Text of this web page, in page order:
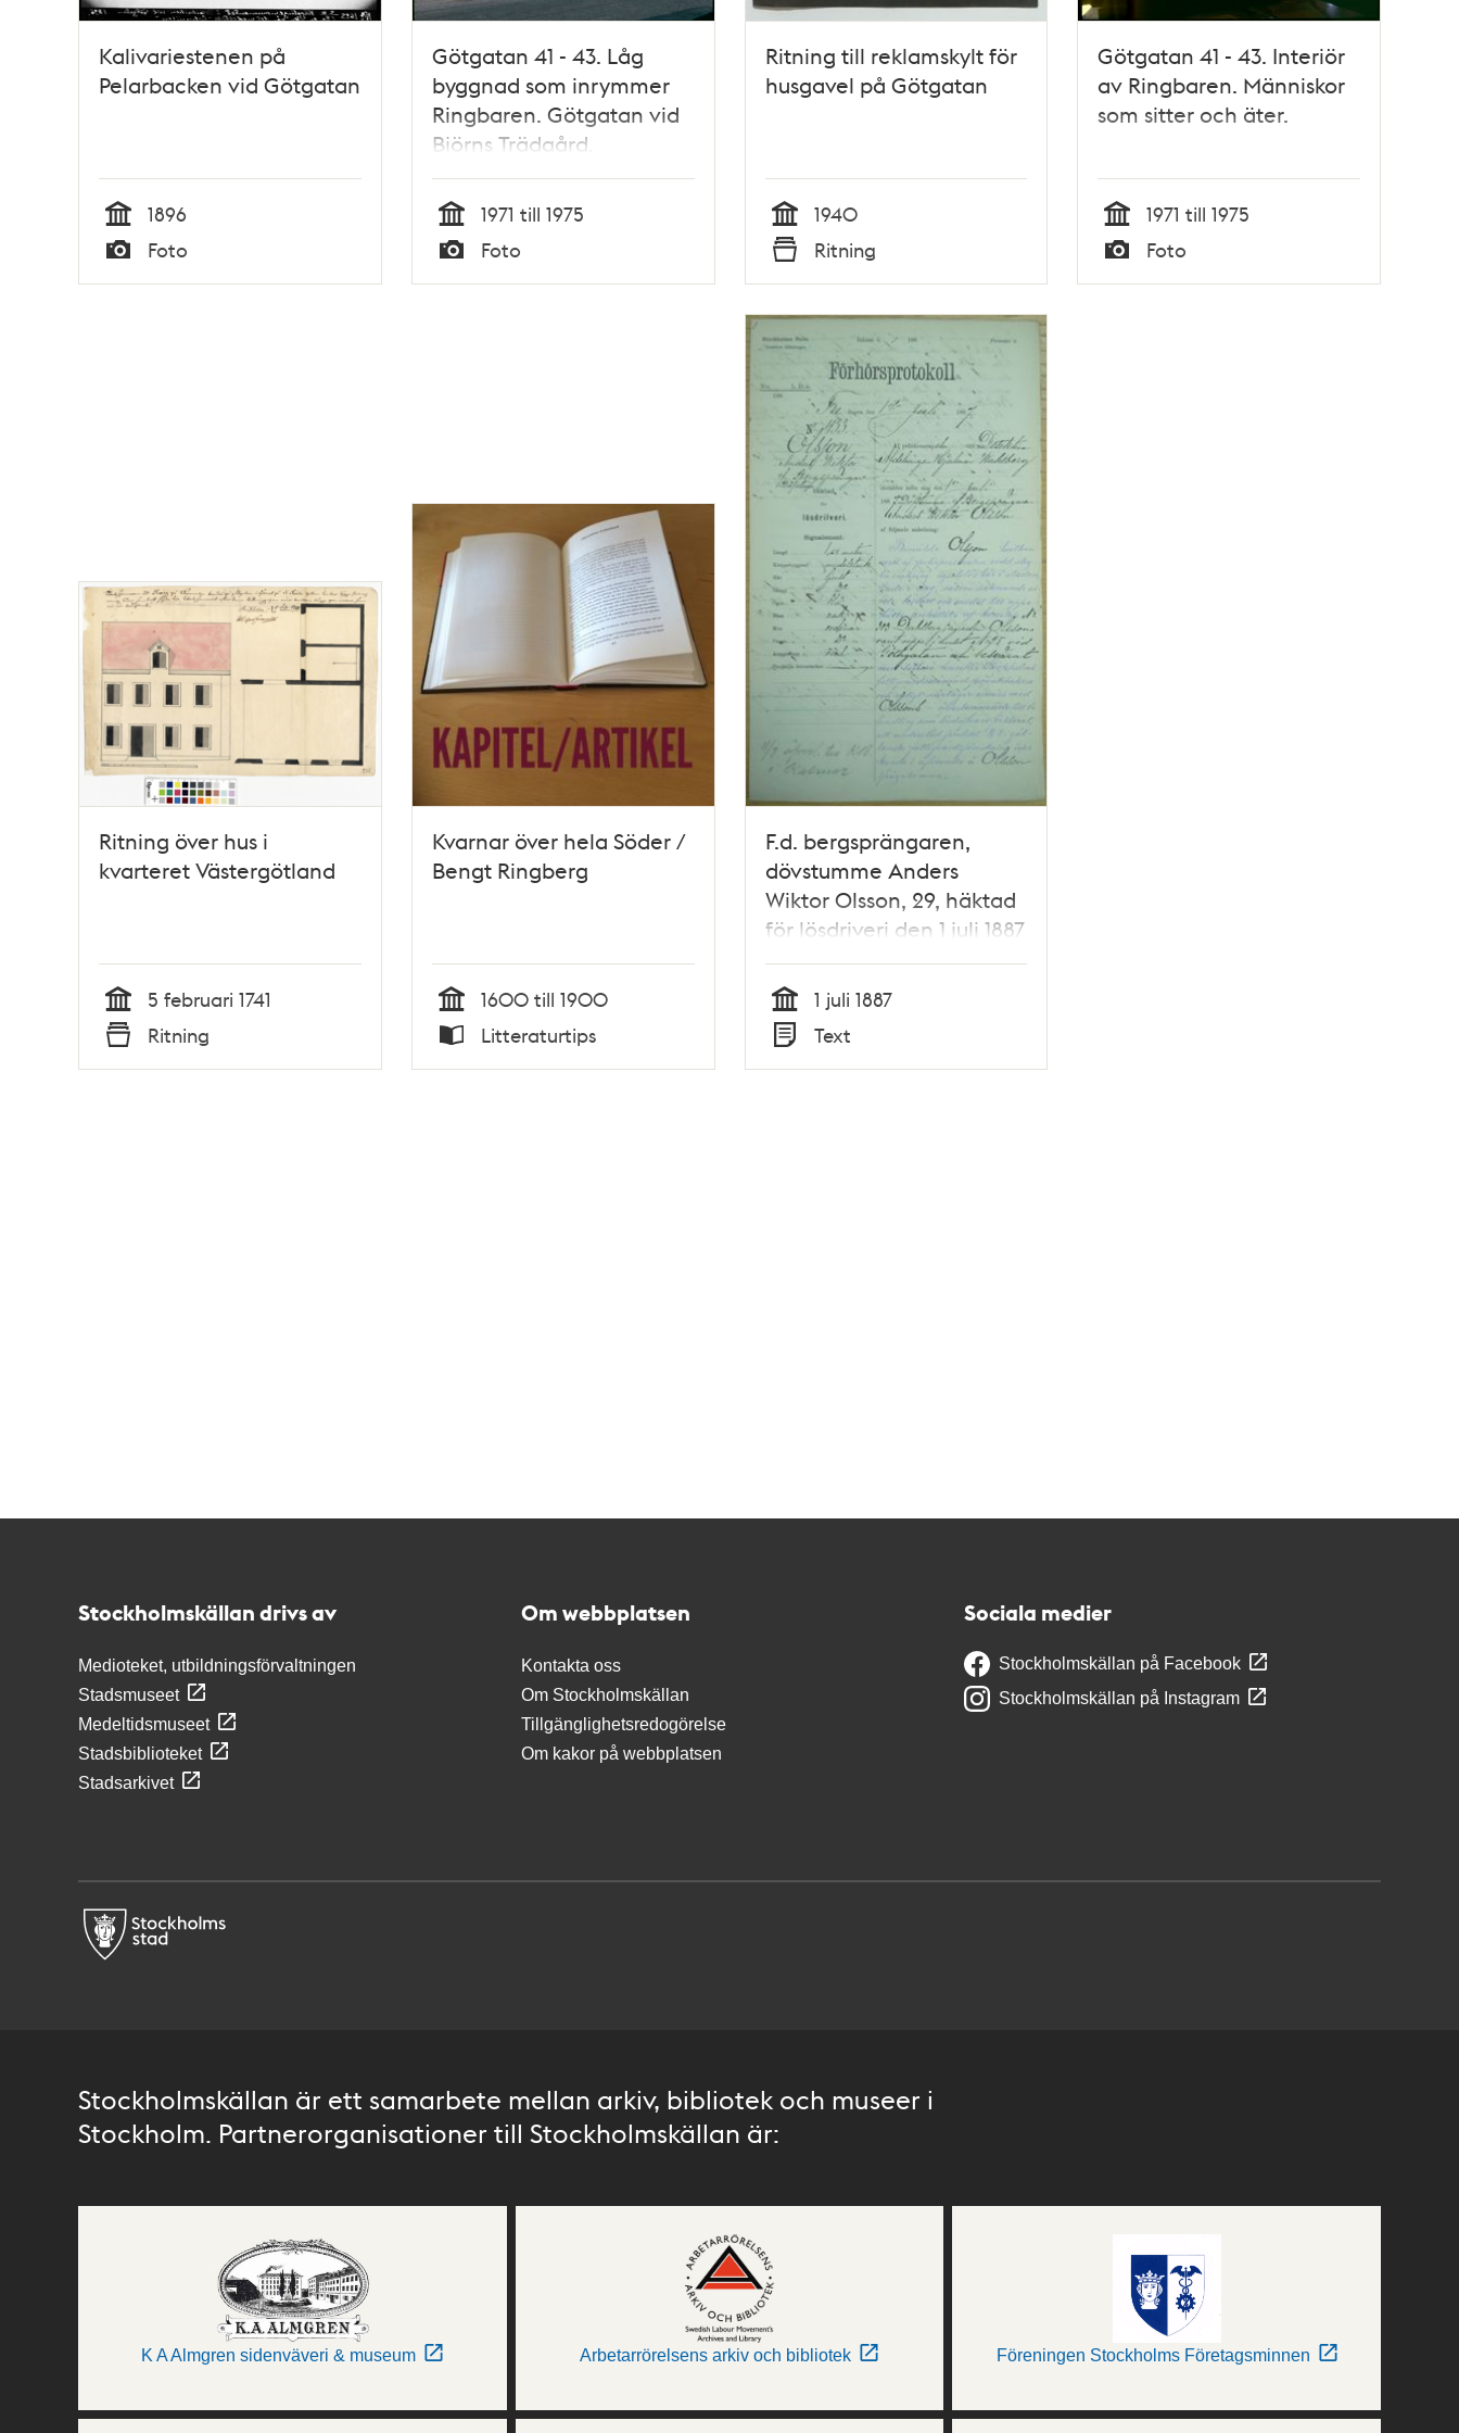
Kalivariestenen på
Pelarbacken vid Götgatan
Tid
1896
Typ
Foto
Götgatan 41 - 43. Låg
byggnad som inrymmer
Ringbaren. Götgatan vid
Björns Trädgård.
Flanerande människor.
Tid
1971 till 1975
Typ
Foto
Ritning till reklamskylt för
husgavel på Götgatan
Tid
1940
Typ
Ritning
Götgatan 41 - 43. Interiör
av Ringbaren. Människor
som sitter och äter.
Tid
1971 till 1975
Typ
Foto
Ritning över hus i
kvarteret Västergötland
Tid
5 februari 1741
Ritning
Kvarnar över hela Söder /
Bengt Ringberg
Tid
1600 till 1900
Litteraturtips
F.d. bergsprängaren,
dövstumme Anders
Wiktor Olsson, 29, häktad
för lösdriveri den 1 juli 1887
- polisförhör
Tid
1 juli 1887
Text
Stockholmskällan drivs av
Medioteket, utbildningsförvaltningen
Stadsmuseet
Medeltidsmuseet
Stadsbiblioteket
Stadsarkivet
Om webbplatsen
Kontakta oss
Om Stockholmskällan
Tillgänglighetsredogörelse
Om kakor på webbplatsen
Sociala medier
Stockholmskällan på Facebook
Stockholmskällan på Instagram
Stockholmskällan är ett samarbete mellan arkiv, bibliotek och museer i
Stockholm. Partnerorganisationer till Stockholmskällan är:
K A Almgren sidenväveri & museum Arbetarrörelsens arkiv och bibliotek Föreningen Stockholms Företagsminnen